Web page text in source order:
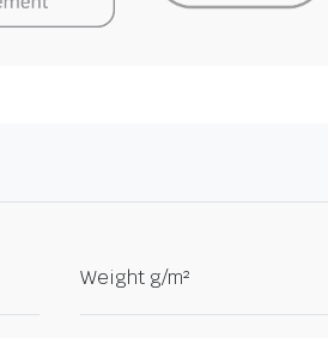
Weight g/m²